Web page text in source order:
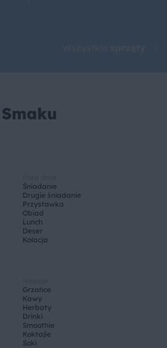
Śniadanie
Drugie śniadanie
Przystawka
Obiad
Lunch
Deser
Kolacja
Grzańce
Kawy
Herbaty
Drinki
Smoothie
Koktajle
Soki